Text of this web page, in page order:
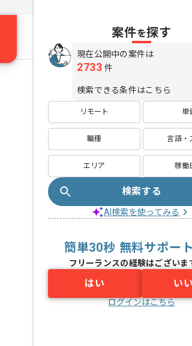
案件を探す
現在公開中の案件は
2733 件
検索できる条件はこちら
リモート 単
職種 言語・
エリア 稼働
検索する
AI検索を使ってみる
簡単30秒 無料サポー
フリーランスの経験はございま
はい い
ログインはこちら